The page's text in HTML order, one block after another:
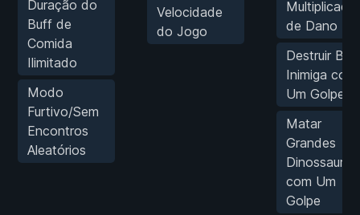
Duração do
Buff de
Comida
Ilimitado
Modo
Furtivo/Sem
Encontros
Aleatórios
Velocidade
do Jogo
Multiplicador
de Dano
Destruir
Inimiga com
Um Golpe
Matar
Grandes
Dinossauros
com Um
Golpe